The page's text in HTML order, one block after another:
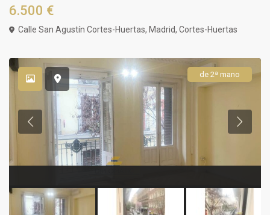
6.500 €
Calle San Agustín Cortes-Huertas, Madrid,Cortes-Huertas
de 2ª mano